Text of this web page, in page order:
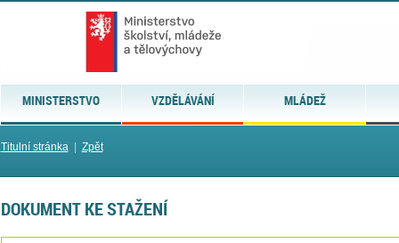
MINISTERSTVO VZDĚLÁVÁNÍ MLÁDEŽ
Titulní stránka| Zpět
DOKUMENT KE STAŽENÍ